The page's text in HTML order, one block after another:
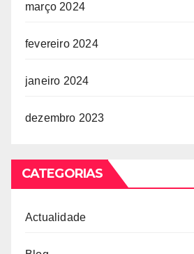
março 2024
fevereiro 2024
janeiro 2024
dezembro 2023
CATEGORIAS
Actualidade